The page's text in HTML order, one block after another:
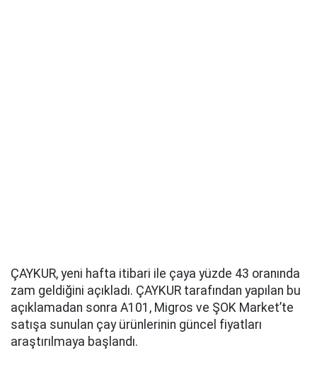
ÇAYKUR, yeni hafta itibari ile çaya yüzde 43 oranında
zam geldiğini açıkladı. ÇAYKUR tarafından yapılan bu
açıklamadan sonra A101, Migros ve ŞOK Market’te
satışa sunulan çay ürünlerinin güncel fiyatları
araştırılmaya başlandı.